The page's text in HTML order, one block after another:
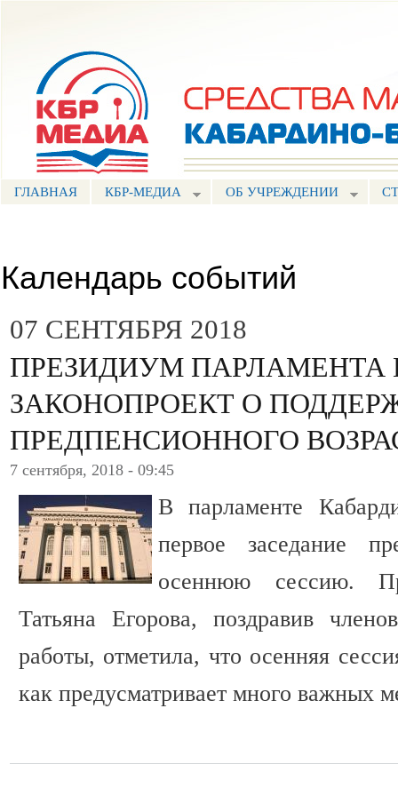
ГЛАВНАЯ КБР-МЕДИА ОБ УЧРЕЖДЕНИИ
Календарь событий
07 СЕНТЯБРЯ 2018
ПРЕЗИДИУМ ПАРЛАМЕНТА
ЗАКОНОПРОЕКТ О
ПРЕДПЕНСИОННОГО
7 сентября, 2018 - 09:45
В парламенте
первое заседание
осеннюю сессию.
Татьяна Егорова, поздравив
работы, отметила, что осенняя
как предусматривает много важных